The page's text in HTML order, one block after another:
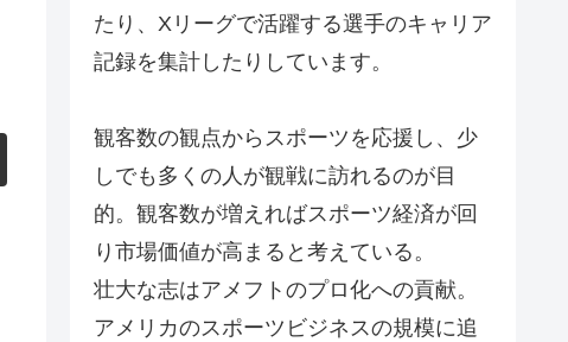
たり、Xリーグで活躍する選手のキャリア
記録を集計したりしています。
観客数の観点からスポーツを応援し、少
しでも多くの人が観戦に訪れるのが目
的。観客数が増えればスポーツ経済が回
り市場価値が高まると考えている。
壮大な志はアメフトのプロ化への貢献。
アメリカのスポーツビジネスの規模に追